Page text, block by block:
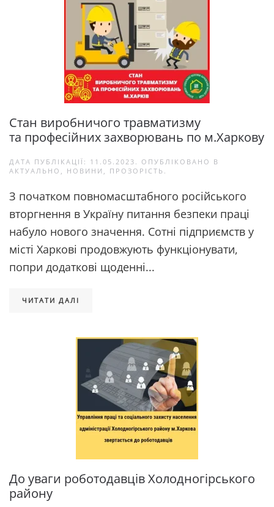
Стан виробничого травматизму
та професійних захворювань по м.Харкову
ДАТА ПУБЛІКАЦІЇ: 11.05.2023 . ОПУБЛІКОВАНО В
АКТУАЛЬНО , НОВИНИ , ПРОЗОРІСТЬ .
З початком повномасштабного російського
вторгнення в Україну питання безпеки праці
набуло нового значення. Сотні підприємств у
місті Харкові продовжують функціонувати,
попри додаткові щоденні...
ЧИТАТИ ДАЛІ
До уваги роботодавців Холодногірського
району